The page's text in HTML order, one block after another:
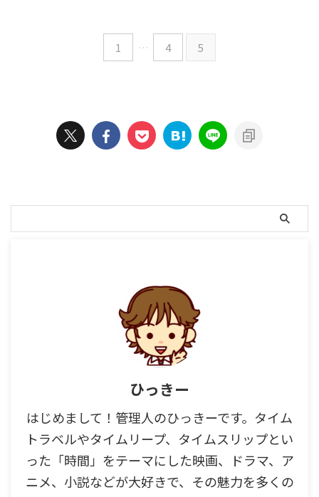
変わってるんですよ。 主人公の麻
美が何度も人生をやり直すんで
す。面白いですよね？ 麻美は33
して、もう一度最初からやり直せ
るチャンスをもらうんです。 で
も、ただやり直すだけじゃないん
すよね！ 時空を自由に旅する主
人公ドクターが、青い電話ボック
スみたいな宇宙船「ターディス」
人もの俳優さんがドクターを演じ
てきたんです。 面白いでしょう？
1 … 4 5
ひっきー
はじめまして！管理人のひっきーです。タイム
トラベルやタイムリープ、タイムスリップとい
った「時間」をテーマにした映画、ドラマ、ア
ニメ、小説などが大好きで、その魅力を多くの